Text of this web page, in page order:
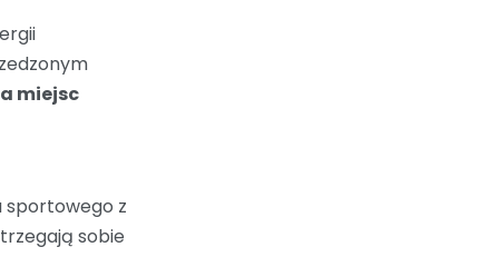
miejsc
sportowego z
sobie